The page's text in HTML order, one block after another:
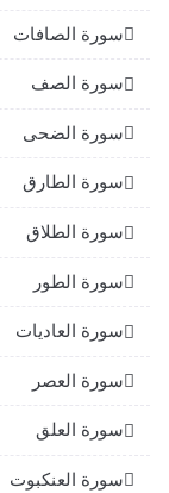
سورة الصافات
سورة الصف
سورة الضحى
سورة الطارق
سورة الطلاق
سورة الطور
سورة العاديات
سورة العصر
سورة العلق
سورة العنكبوت